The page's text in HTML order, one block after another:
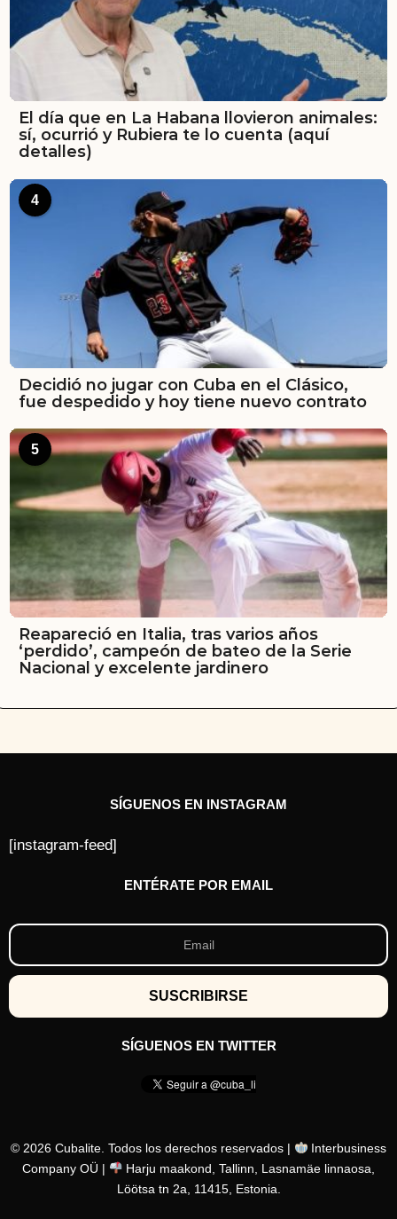
El día que en La Habana llovieron animales:
sí, ocurrió y Rubiera te lo cuenta (aquí
detalles)
4
Decidió no jugar con Cuba en el Clásico,
fue despedido y hoy tiene nuevo contrato
5
Reapareció en Italia, tras varios años
‘perdido’, campeón de bateo de la Serie
Nacional y excelente jardinero
SÍGUENOS EN INSTAGRAM
[instagram-feed]
ENTÉRATE POR EMAIL
SÍGUENOS EN TWITTER
© 2026 Cubalite. Todos los derechos reservados |
Interbusiness
Company OÜ |
Harju maakond, Tallinn, Lasnamäe linnaosa,
Löötsa tn 2a, 11415, Estonia.